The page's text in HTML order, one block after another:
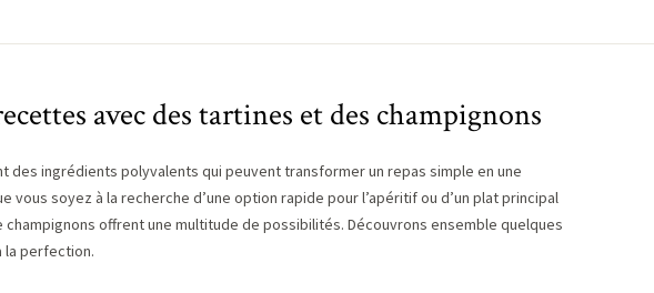
avec des tartines et des champignons
des ingrédients polyvalents qui peuvent transformer un repas simple en une
vous soyez à la recherche d’une option rapide pour l’apéritif ou d’un plat principal
offrent une multitude de possibilités. Découvrons ensemble quelques
la perfection.